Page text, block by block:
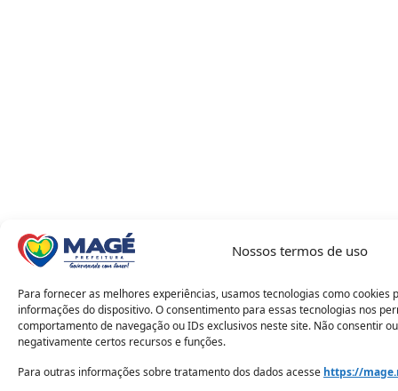
Nossos termos de uso
Para fornecer as melhores experiências, usamos tecnologias como cookies
informações do dispositivo. O consentimento para essas tecnologias nos
comportamento de navegação ou IDs exclusivos neste site. Não consentir
negativamente certos recursos e funções.
Para outras informações sobre tratamento dos dados acesse https://